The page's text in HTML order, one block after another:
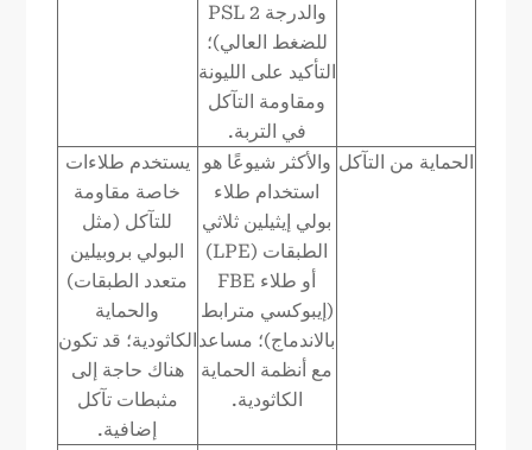
والدرجة PSL 2
للضغط العالي)؛
التأكيد على الليونة
ومقاومة التآكل
في التربة.
الحماية من التآكل والأكثر شيوعًا هو
استخدام طلاء
بولي إيثيلين ثلاثي
الطبقات (LPE)
أو طلاء FBE
(إيبوكسي مترابط
بالاندماج)؛ مساعد
مع أنظمة الحماية
الكاثودية.
يستخدم طلاءات
خاصة مقاومة
للتآكل (مثل
البولي بروبيلين
متعدد الطبقات)
والحماية
الكاثودية؛ قد تكون
هناك حاجة إلى
مثبطات تآكل
إضافية.